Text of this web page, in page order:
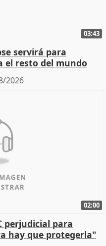
03:43
servirá para
el resto del mundo
2026
02:00
perjudicial para
hay que protegerla"